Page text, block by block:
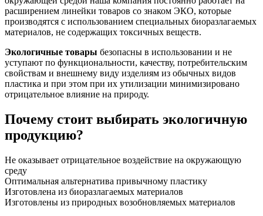
расширением линейки товаров со знаком ЭКО, которые
производятся с использованием специальных биоразлагаемых
материалов, не содержащих токсичных веществ.
Экологичные товары безопасны в использовании и не
уступают по функциональности, качеству, потребительским
свойствам и внешнему виду изделиям из обычных видов
пластика и при этом при их утилизации минимизировано
отрицательное влияние на природу.
Почему стоит выбирать экологичную
продукцию?
Не оказывает отрицательное воздействие на окружающую
среду
Оптимальная альтернатива привычному пластику
Изготовлена из биоразлагаемых материалов
Изготовлены из природных возобновляемых материалов